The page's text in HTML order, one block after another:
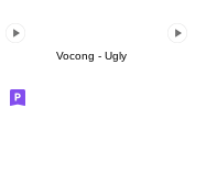
Vocong - Ugly